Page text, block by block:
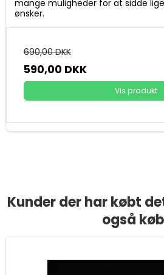
mange muligheder for at sidde
ønsker.
690,00 DKK
590,00 DKK
Vis produkt
Kunder der har købt
også